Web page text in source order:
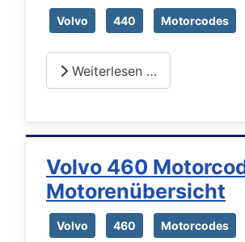
Volvo 440 Motorcodes
Weiterlesen …
Volvo 460
Motorenübersicht
Volvo 460 Motorcodes